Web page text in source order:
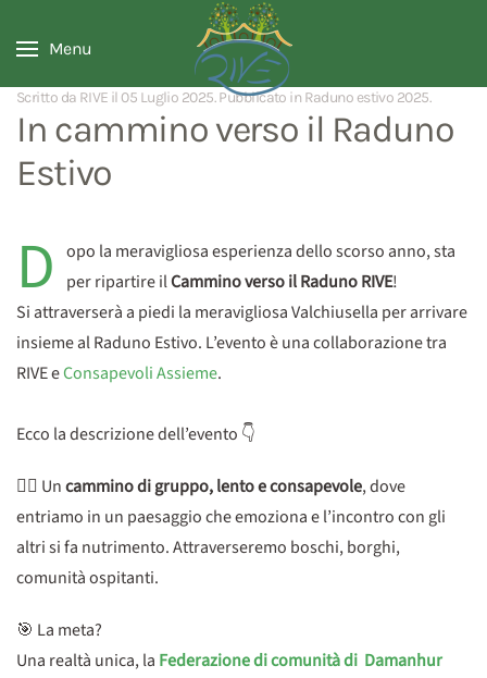
Menu
Scritto da RIVE il 05 Luglio 2025. Pubblicato in Raduno estivo 2025.
In cammino verso il Raduno
Estivo
D opo la meravigliosa esperienza dello scorso anno, sta
per ripartire ilCammino verso il Raduno RIVE!
Si attraverserà a piedi la meravigliosa Valchiusella per arrivare
insieme al Raduno Estivo. L’evento è una collaborazione tra
RIVE eConsapevoli Assieme.
Ecco la descrizione dell’evento 👇
🚶‍♀️ Uncammino di gruppo, lento e consapevole, dove
entriamo in un paesaggio che emoziona e l’incontro con gli
altri si fa nutrimento. Attraverseremo boschi, borghi,
comunità ospitanti.
🎯 La meta?
Una realtà unica, la Federazione di comunità di Damanhur